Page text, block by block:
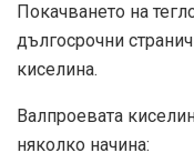
Покачването на
дългосрочни
киселина.
Валпроевата
няколко начина: